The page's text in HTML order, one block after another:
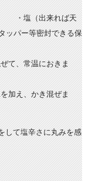
塩（出来れば天
密封できる保
、常温におきま
え、かき混ぜま
て塩辛さに丸みを感